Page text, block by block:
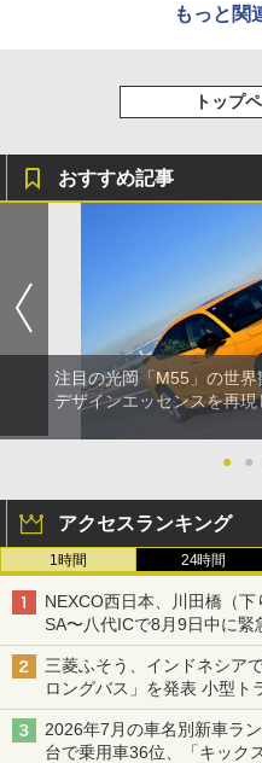
もっと関
トップ
おすすめ記事
注目の光岡「M55」の世
デザインエッセンスを再
● ●
アクセスランキング
1時間 24時間
NEXCO西日本、川田橋（
SA〜八代ICで8月9日中に緊
三菱ふそう、インドネシア
ロングバス」を発表 小型ト
バス
2026年7月の車名別新車ラ
台で乗用車36位、「キック